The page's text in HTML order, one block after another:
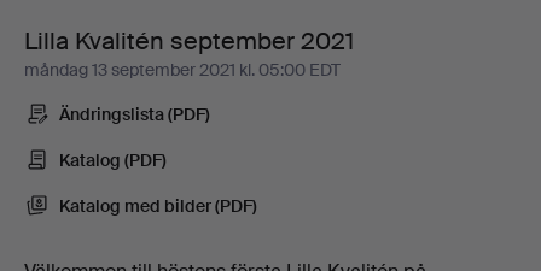
Lilla
Kvalitén
september
2021
Lilla Kvalitén september 2021
måndag 13 september 2021 kl. 05:00 EDT
Ändringslista (PDF)
Katalog (PDF)
Katalog med bilder (PDF)